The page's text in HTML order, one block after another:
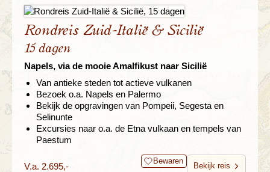
Rondreis Zuid-Italië & Sicilië
15 dagen
Napels, via de mooie Amalfikust naar Sicilië
Van antieke steden tot actieve vulkanen
Bezoek o.a. Napels en Palermo
Bekijk de opgravingen van Pompeii, Segesta en
Selinunte
Excursies naar o.a. de Etna vulkaan en tempels van
Paestum
V.a. 2.695,- Bewaren
Bekijk reis